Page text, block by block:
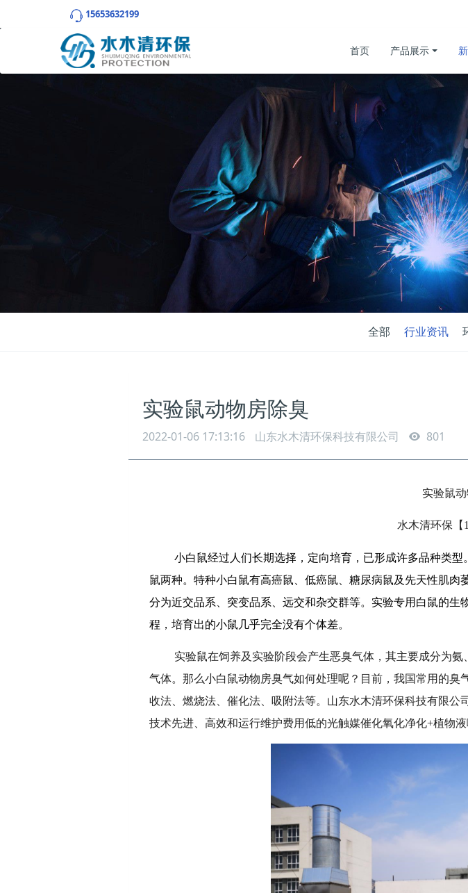
15653632199
首页 产品展示
全部 行业资讯
实验鼠动物房除臭
2022-01-06 17:13:16 山东水木清环保科技有限公司 801
实验鼠
水木清环保【
小白鼠经过人们长期选择，定向培育，已形成许多品种类型
鼠两种。特种小白鼠有高癌鼠、低癌鼠、 糖尿病鼠及 先天性肌肉
分为近交品系、突变品系、 远交和杂交群等。实验专用白鼠的生
程，培育出的小鼠几乎完全没有个体差。
实验鼠在饲养及实验阶段会产生恶臭气体，其主要成分为
气体。那么小白鼠动物房臭气如何处理呢？目前，我国常用的
收法、燃烧法、催化法、吸附法等。山东水木清环保科技有限
技术先进、高效和运行维护费用低的光触媒催化氧化净化+植物液